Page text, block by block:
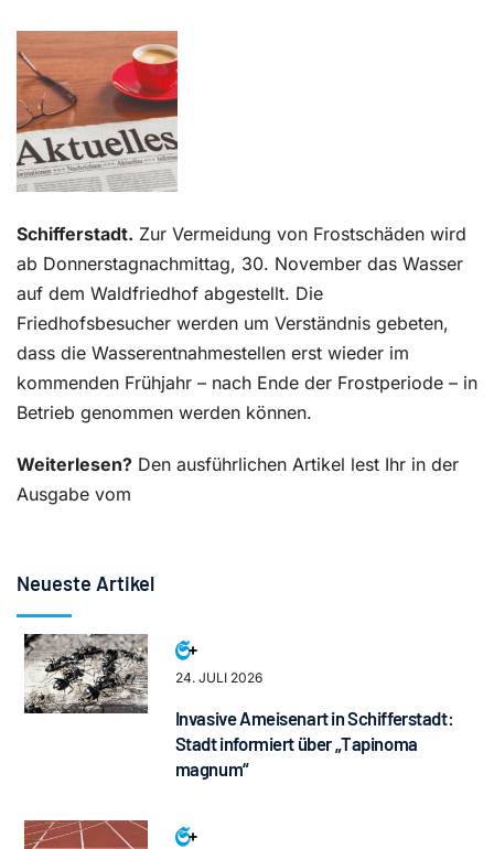
Kontakt
Schifferstadt. Zur Vermeidung von Frostschäden wird
ab Donnerstagnachmittag, 30. November das Wasser
auf dem Waldfriedhof abgestellt. Die
Friedhofsbesucher werden um Verständnis gebeten,
dass die Wasserentnahmestellen erst wieder im
kommenden Frühjahr – nach Ende der Frostperiode – in
Betrieb genommen werden können.
Weiterlesen? Den ausführlichen Artikel lest Ihr in der
Ausgabe vom
Neueste Artikel
24. JULI 2026
Invasive Ameisenart in Schifferstadt:
Stadt informiert über „Tapinoma
magnum“